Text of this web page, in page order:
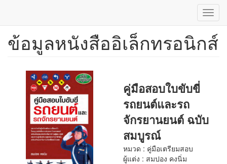
ข้าม
ข้อมูลหนังสืออิเล็กทรอนิกส์
คู่มือสอบใบขับขี่
รถยนต์และรถ
จักรยานยนต์ ฉบับ
สมบูรณ์
หมวด : คู่มือเตรียมสอบ
ผู้แต่ง : สมปอง คงนิ่ม